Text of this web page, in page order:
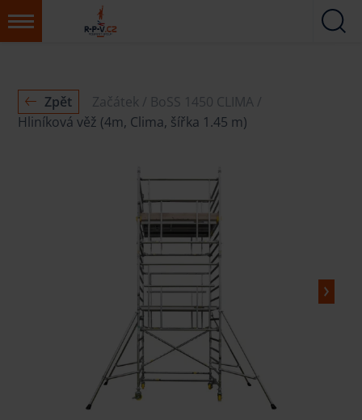
Zpět Začátek
BoSS 1450 CLIMA
Hliníková věž (4m, Clima, šířka 1.45 m)